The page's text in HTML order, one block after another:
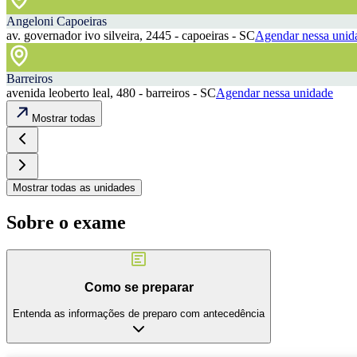
Angeloni Capoeiras
av. governador ivo silveira, 2445 - capoeiras - SCAgendar nessa
Barreiros
avenida leoberto leal, 480 - barreiros - SCAgendar nessa unidade
Mostrar todas
Mostrar todas as unidades
Sobre o exame
Como se preparar
Entenda as informações de preparo com antecedência